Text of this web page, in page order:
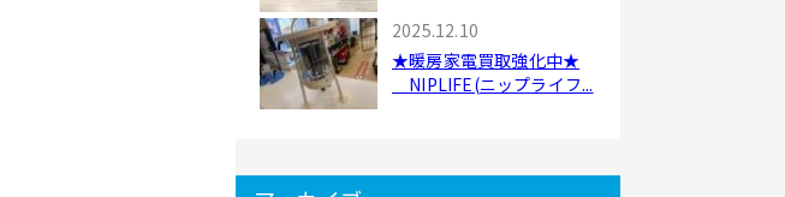
2025.12.10
★暖房家電買取強化中★
NIPLIFE(ニップライフ...